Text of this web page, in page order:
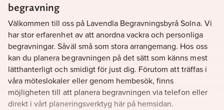
begravning
Välkommen till oss på Lavendla Begravningsbyrå Solna. Vi
har stor erfarenhet av att anordna vackra och personliga
begravningar. Såväl små som stora arrangemang. Hos oss
kan du planera begravningen på det sätt som känns mest
lätthanterligt och smidigt för just dig. Förutom att träffas i
våra möteslokaler eller genom hembesök, finns
möjligheten till att planera begravningen via telefon eller
direkt i vårt planeringsverktyg här på hemsidan.